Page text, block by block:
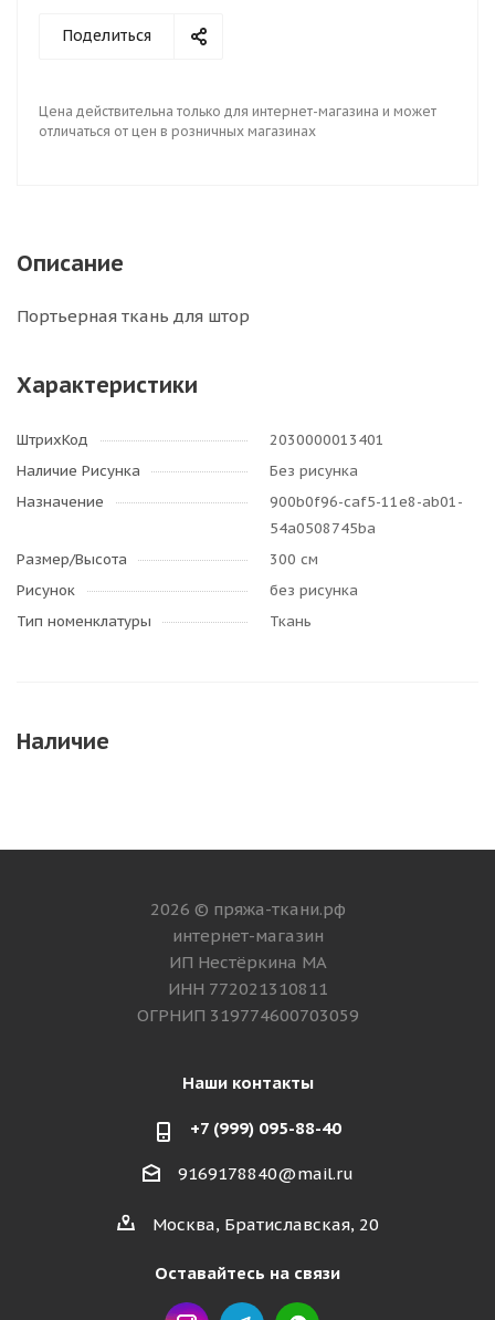
Поделиться
Цена действительна только для интернет-магазина и может
отличаться от цен в розничных магазинах
Описание
Портьерная ткань для штор
Характеристики
ШтрихКод
2030000013401
Наличие Рисунка
Без рисунка
Назначение
900b0f96-caf5-11e8-ab01-
54a0508745ba
Размер/Высота
300 см
Рисунок
без рисунка
Тип номенклатуры
Ткань
Наличие
2026 © пряжа-ткани.рф
интернет-магазин
ИП Нестёркина МА
ИНН 772021310811
ОГРНИП 319774600703059
Наши контакты
+7 (999) 095-88-40
9169178840@mail.ru
Москва, Братиславская, 20
Оставайтесь на связи